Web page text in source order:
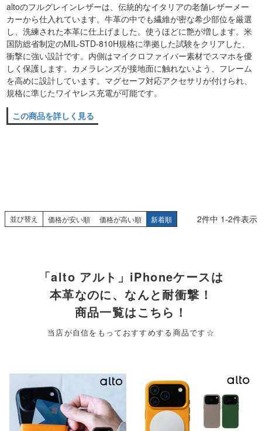
altoのフルグレインレザーは、伝統的なイタリアの老舗レザーメー
カーから仕入れています。牛革の中でも繊維が密な希少部位を厳選
し、洗練された本革に仕上げました。使うほどに艶が増します。米
国防総省制定のMIL-STD-810H規格に準拠した試験をクリアした、
衝撃に強い設計です。内側はマイクロファイバー素材でスマホを優
しく保護します。カメラレンズが接地面に触れないよう、フレーム
を高めに設計しています。マグセーフ対応アクセサリが付けられ、
規格に準じたワイヤレス充電が可能です。
この商品を詳しく見る
並び替え 価格が安い順 価格が高い順 新着順 2件中 1-2件表示
「alto アルト」iPhoneケースは
本革なのに、なんと耐衝撃！
商品一覧はこちら！
当店が自信をもっておすすめする商品です☆